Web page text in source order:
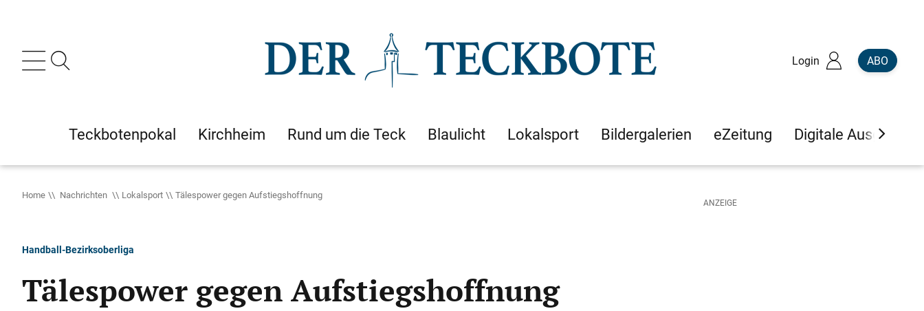
Login ABO
Teckbotenpokal Kirchheim Rund um die Teck Blaulicht Lokalsport Bildergalerien eZeitung Digitale Ausgaben
Home Nachrichten Lokalsport Tälespower gegen Aufstiegshoffnung
Handball-Bezirksoberliga
Tälespower gegen Aufstiegshoffnung